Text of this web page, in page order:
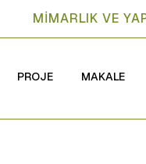
MİMARLIK VE
PROJE MAKALE